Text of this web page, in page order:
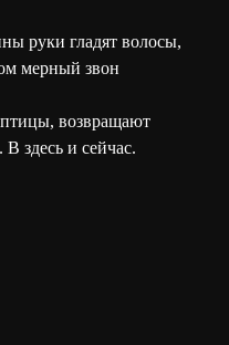
руки гладят волосы,
мерный звон
возвращают
здесь и сейчас.